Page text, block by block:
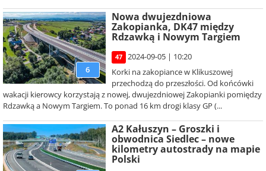
6
Nowa dwujezdniowa
Zakopianka, DK47 między
Rdzawką i Nowym Targiem
47
2024-09-05 | 10:20
Korki na zakopiance w Klikuszowej
przechodzą do przeszłości. Od końcówki
wakacji kierowcy korzystają z nowej, dwujezdniowej Zakopianki pomiędzy
Rdzawką a Nowym Targiem. To ponad 16 km drogi klasy GP (...
A2 Kałuszyn – Groszki i
obwodnica Siedlec – nowe
kilometry autostrady na mapie
Polski